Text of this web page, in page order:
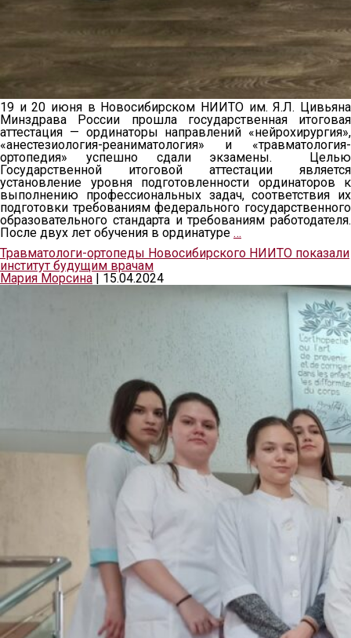
19 и 20 июня в Новосибирском НИИТО им. Я.Л. Цивьяна
Минздрава России прошла государственная итоговая
аттестация — ординаторы направлений «нейрохирургия»,
«анестезиология-реаниматология» и «травматология-
ортопедия» успешно сдали экзамены. Целью
Государственной итоговой аттестации является
установление уровня подготовленности ординаторов к
выполнению профессиональных задач, соответствия их
подготовки требованиям федерального государственного
образовательного стандарта и требованиям работодателя.
После двух лет обучения в ординатуре …
Травматологи-ортопеды Новосибирского НИИТО показали
институт будущим врачам
Мария Морсина
15.04.2024